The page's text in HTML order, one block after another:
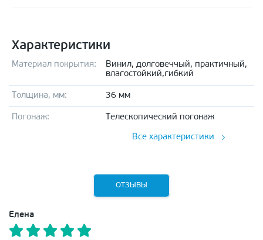
Характеристики
Материал покрытия:
Винил, долговеччый, практичный,
влагостойкий,гибкий
Толщина, мм: 36 мм
Погонаж: Телескопический погонаж
Все характеристики
ОТЗЫВЫ
Елена